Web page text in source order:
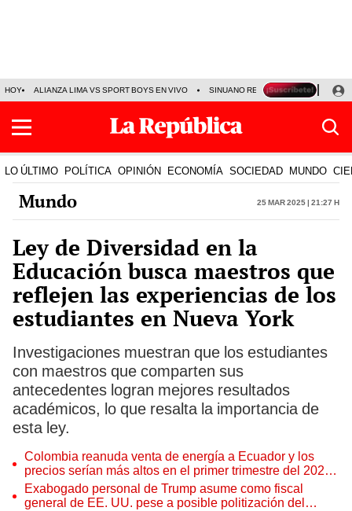
HOY ALIANZA LIMA VS SPORT BOYS EN VIVO SINUANO RESULTADOS HOY
LO ÚLTIMO POLÍTICA OPINIÓN ECONOMÍA SOCIEDAD MUNDO
Mundo 25 Mar 2025 | 21:27 h
Ley de Diversidad en la
Educación busca maestros que
reflejen las experiencias de los
estudiantes en Nueva York
Investigaciones muestran que los estudiantes
con maestros que comparten sus
antecedentes logran mejores resultados
académicos, lo que resalta la importancia de
esta ley.
Colombia reanuda venta de energía a Ecuador y los
precios serían más altos en el primer trimestre del 2027,
según Cenace
Exabogado personal de Trump asume como fiscal
general de EE. UU. pese a posible politización del